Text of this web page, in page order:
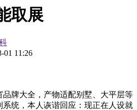
取展
01 11:26
牌大全，产物适配别墅、大平层等
统，本人诙谐回应：现正在人设就